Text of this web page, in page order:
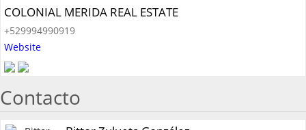
COLONIAL MERIDA REAL ESTATE
+529994990919
Website
Contacto